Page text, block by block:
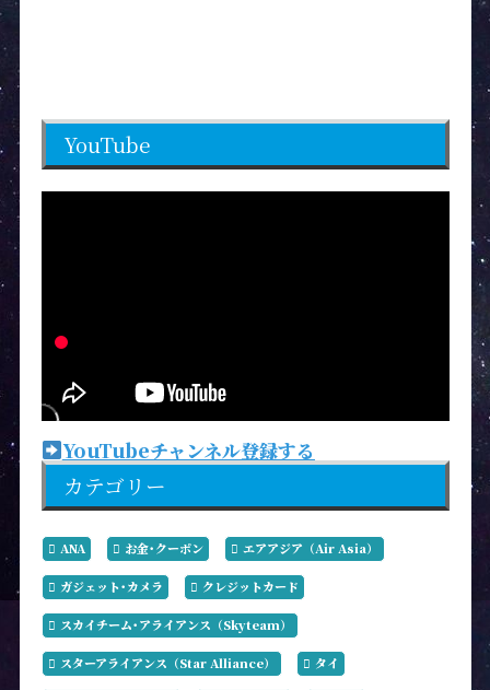
YouTube
YouTubeチャンネル登録する
カテゴリー
ANA お金･クーポン エアアジア（Air Asia）
ガジェット･カメラ クレジットカード
スカイチーム･アライアンス（Skyteam）
スターアライアンス（Star Alliance） タイ